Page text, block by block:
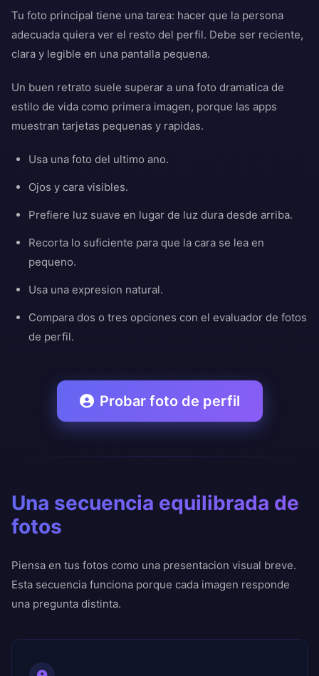
Tu foto principal tiene una tarea: hacer que la persona
adecuada quiera ver el resto del perfil. Debe ser reciente,
clara y legible en una pantalla pequena.
Un buen retrato suele superar a una foto dramatica de
estilo de vida como primera imagen, porque las apps
muestran tarjetas pequenas y rapidas.
Usa una foto del ultimo ano.
Ojos y cara visibles.
Prefiere luz suave en lugar de luz dura desde arriba.
Recorta lo suficiente para que la cara se lea en
pequeno.
Usa una expresion natural.
Compara dos o tres opciones con el evaluador de fotos
de perfil.
Probar foto de perfil
Una secuencia equilibrada de
fotos
Piensa en tus fotos como una presentacion visual breve.
Esta secuencia funciona porque cada imagen responde
una pregunta distinta.